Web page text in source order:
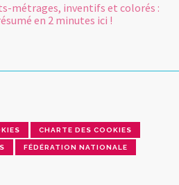
métrages, inventifs et colorés :
en 2 minutes ici !
CHARTE DES COOKIES
FÉDÉRATION NATIONALE